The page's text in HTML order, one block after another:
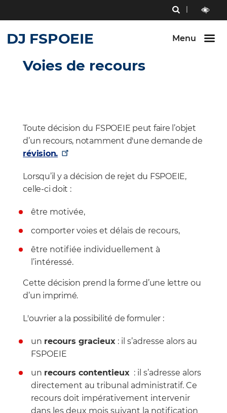
contenu
menu
bouton
et
Menu
RECHERCHE
DJ FSPOEIE Menu
Voies de recours
Toute décision du FSPOEIE peut faire l’objet
d’un recours, notamment d'une demande de
révision.
Lorsqu’il y a décision de rejet du FSPOEIE,
celle-ci doit :
être motivée,
comporter voies et délais de recours,
être notifiée individuellement à
l’intéressé.
Cette décision prend la forme d’une lettre ou
d’un imprimé.
L'ouvrier a la possibilité de formuler :
un recours gracieux : il s’adresse alors au
FSPOEIE
un recours contentieux : il s’adresse alors
directement au tribunal administratif. Ce
recours doit impérativement intervenir
dans les deux mois suivant la notification